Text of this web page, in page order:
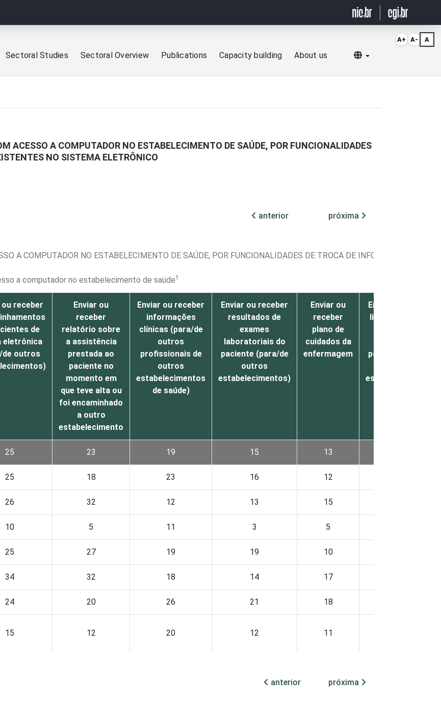
Sectoral Studies Sectoral Overview Publications Capacity building About us Selecionar idioma
ACESSO A COMPUTADOR NO ESTABELECIMENTO DE SAÚDE, POR FUNCIONALIDADES
NO SISTEMA ELETRÔNICO
anterior
próxima
A COMPUTADOR NO ESTABELECIMENTO DE SAÚDE, POR FUNCIONALIDADES DE TROCA DE INFORMAÇÕES DE
a computador no estabelecimento de saúde1
ou receber
de
eletrônica
de outros
Enviar ou
receber
relatório sobre
a assistência
prestada ao
paciente no
momento em
que teve alta ou
foi encaminhado
a outro
estabelecimento
Enviar ou receber
informações
clínicas (para/de
outros
profissionais de
outros
estabelecimentos
de saúde)
Enviar ou receber
resultados de
exames
laboratoriais do
paciente (para/de
outros
estabelecimentos)
Enviar ou
receber
plano de
cuidados da
enfermagem
Enviar ou receber
lista de todos os
paciente (para/de
estabelecimentos)
25 23 19 15 13
25 18 23 16 12
26 32 12 13 15
10 5 11 3 5
25 27 19 19 10
34 32 18 14 17
24 20 26 21 18
15 12 20 12 11
anterior próxima
A+ A- A